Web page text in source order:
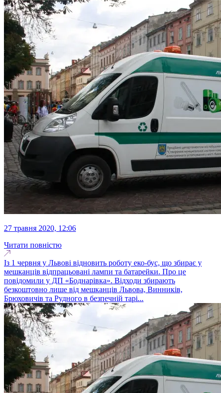
27 травня 2020, 12:06
Читати повністю
Із 1 червня у Львові відновить роботу еко-бус, що збирає у
мешканців відпрацьовані лампи та батарейки. Про це
повідомили у ДП «Боднарівка». Відходи збирають
безкоштовно лише від мешканців Львова, Винників,
Брюховичів та Рудного в безпечній тарі...